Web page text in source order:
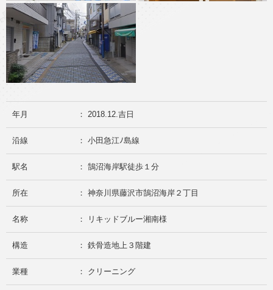
年月 ： 2018.12.吉日
沿線 ： 小田急江ﾉ島線
駅名 ： 鵠沼海岸駅徒歩１分
所在 ： 神奈川県藤沢市鵠沼海岸２丁目
名称 ： リキッドブルー湘南様
構造 ： 鉄骨造地上３階建
業種 ： クリーニング